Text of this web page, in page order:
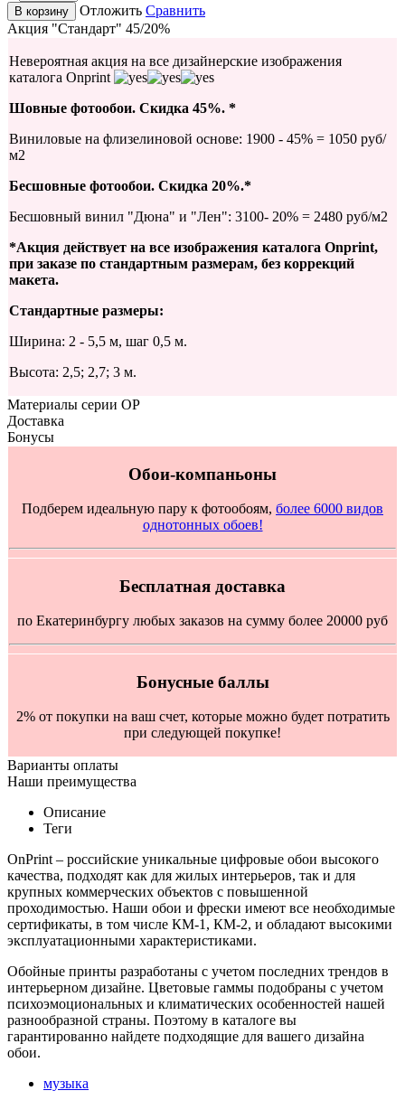
В корзину Отложить Сравнить
Акция "Стандарт" 45/20%
Невероятная акция на все дизайнерские изображения
каталога Onprint
Шовные фотообои. Скидка 45%. *
Виниловые на флизелиновой основе: 1900 - 45% = 1050 руб/
м2
Бесшовные фотообои. Скидка 20%.*
Бесшовный винил "Дюна" и "Лен": 3100- 20% = 2480 руб/м2
*Акция действует на все изображения каталога Onprint,
при заказе по стандартным размерам, без коррекций
макета.
Стандартные размеры:
Ширина: 2 - 5,5 м, шаг 0,5 м.
Высота: 2,5; 2,7; 3 м.
Материалы серии OP
Доставка
Бонусы
Обои-компаньоны
Подберем идеальную пару к фотообоям, более 6000 видов
однотонных обоев!
Бесплатная доставка
по Екатеринбургу любых заказов на сумму более 20000 руб
Бонусные баллы
2% от покупки на ваш счет, которые можно будет потратить
при следующей покупке!
Варианты оплаты
Наши преимущества
Описание
Теги
OnPrint – российские уникальные цифровые обои высокого
качества, подходят как для жилых интерьеров, так и для
крупных коммерческих объектов с повышенной
проходимостью. Наши обои и фрески имеют все необходимые
сертификаты, в том числе КМ-1, КМ-2, и обладают высокими
эксплуатационными характеристиками.
Обойные принты разработаны с учетом последних трендов в
интерьерном дизайне. Цветовые гаммы подобраны с учетом
психоэмоциональных и климатических особенностей нашей
разнообразной страны. Поэтому в каталоге вы
гарантированно найдете подходящие для вашего дизайна
обои.
музыка